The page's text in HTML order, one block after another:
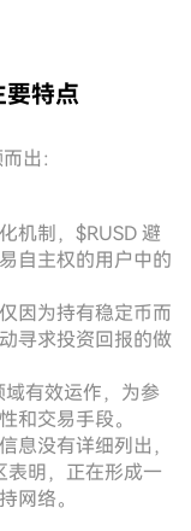
特点
出：
机制，$RUSD 避
自主权的用户中的
因为持有稳定币而
寻求投资回报的做
域有效运作，为参
和交易手段。
息没有详细列出，
表明，正在形成一
网络。